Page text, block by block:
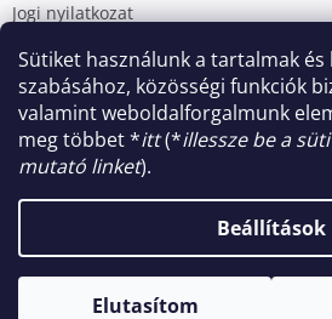
Sütiket használunk a tartalmak
szabásához, közösségi funkciók
valamint weboldalforgalmunk
meg többet *itt(*illessze be a
mutató linket).
Beállítások
Elutasítom
Jogi nyilatkozat
Süti tájékoztató
Impresszum
Copyright 2026MaCorner.hu Kft..
Süti beállítások